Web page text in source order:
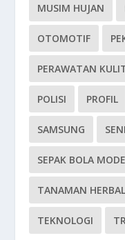
MUSIM HUJAN
OTOMOTIF
PERAWATAN
POLISI PROFIL
SAMSUNG
SEPAK BOLA
TANAMAN HERBAL
TEKNOLOGI